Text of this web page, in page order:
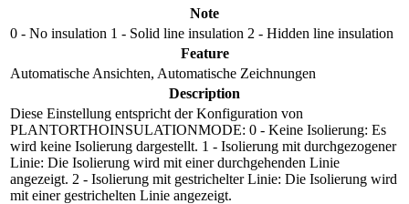
Note
0 - No insulation 1 - Solid line insulation 2 - Hidden line insulation
Feature
Automatische Ansichten, Automatische Zeichnungen
Description
Diese Einstellung entspricht der Konfiguration von
PLANTORTHOINSULATIONMODE: 0 - Keine Isolierung: Es
wird keine Isolierung dargestellt. 1 - Isolierung mit durchgezogener
Linie: Die Isolierung wird mit einer durchgehenden Linie
angezeigt. 2 - Isolierung mit gestrichelter Linie: Die Isolierung wird
mit einer gestrichelten Linie angezeigt.